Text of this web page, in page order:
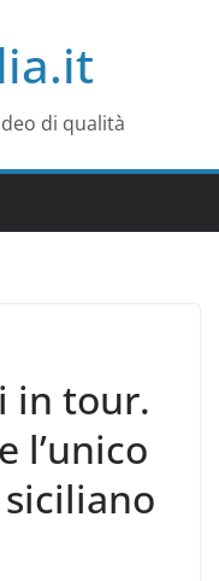
di qualità
in tour.
l’unico